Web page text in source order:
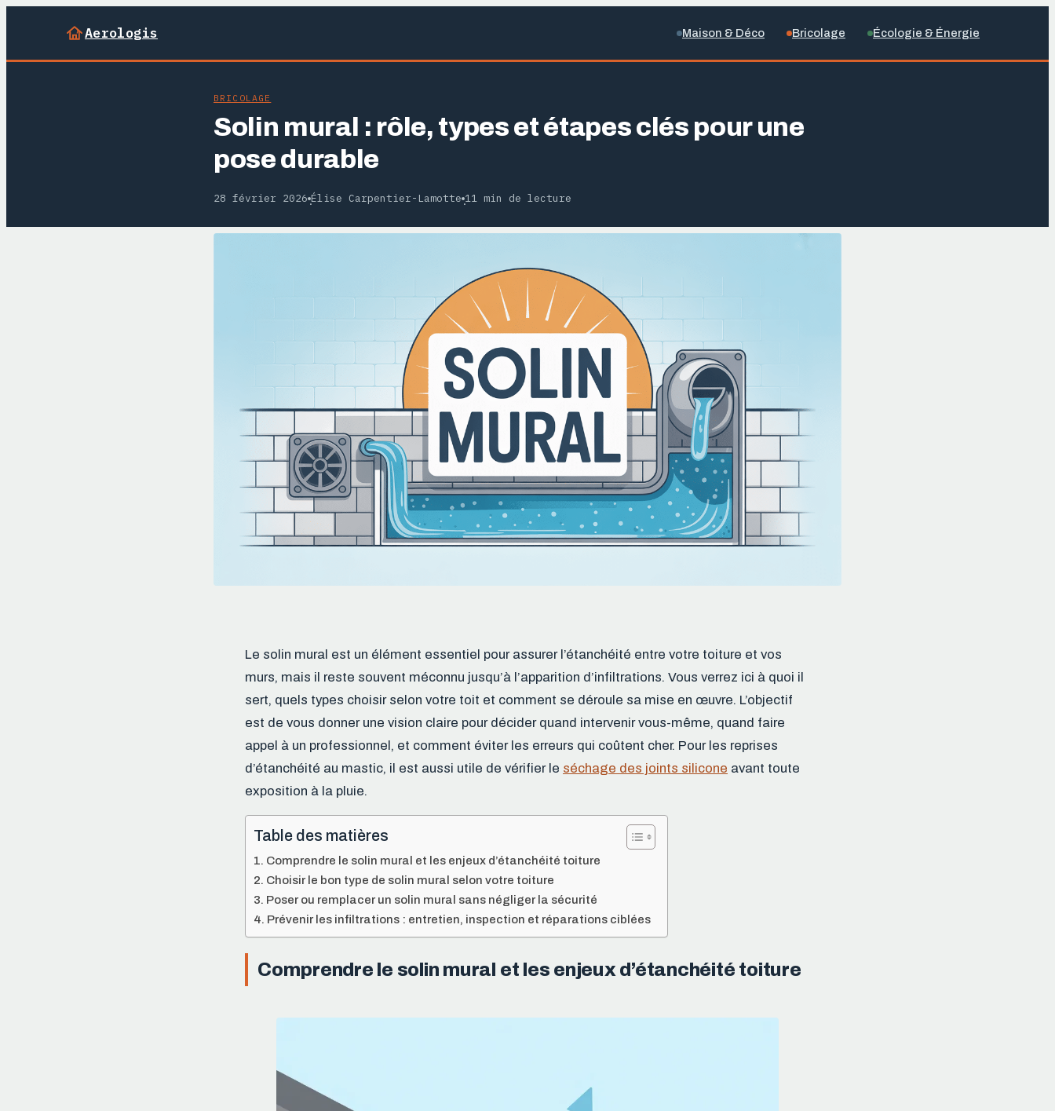
Aerologis Maison & Déco Bricolage Écologie & Énergie
BRICOLAGE
Solin mural : rôle, types et étapes clés pour une
pose durable
28 février 2026·Élise Carpentier-Lamotte·11 min de lecture
Le solin mural est un élément essentiel pour assurer l’étanchéité entre votre toiture et vos
murs, mais il reste souvent méconnu jusqu’à l’apparition d’infiltrations. Vous verrez ici à quoi il
sert, quels types choisir selon votre toit et comment se déroule sa mise en œuvre. L’objectif
est de vous donner une vision claire pour décider quand intervenir vous-même, quand faire
appel à un professionnel, et comment éviter les erreurs qui coûtent cher. Pour les reprises
d’étanchéité au mastic, il est aussi utile de vérifier le séchage des joints silicone avant toute
exposition à la pluie.
Table des matières
Comprendre le solin mural et les enjeux d’étanchéité toiture
Choisir le bon type de solin mural selon votre toiture
Poser ou remplacer un solin mural sans négliger la sécurité
Prévenir les infiltrations : entretien, inspection et réparations ciblées
Comprendre le solin mural et les enjeux d’étanchéité toiture